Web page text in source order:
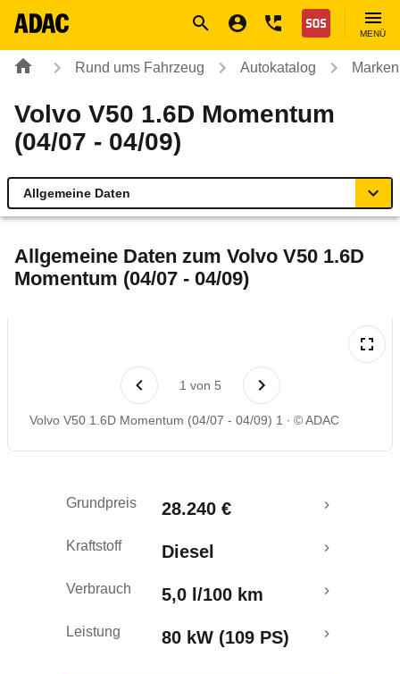
Nothilfe
MENÜ
Rund ums Fahrzeug Autokatalog
Volvo V50 1.6D Momentum
(04/07 - 04/09)
Allgemeine Daten
Technische Daten
Laufende Kosten
Allgemeine Daten zum Volvo V50 1.6D
Momentum (04/07 - 04/09)
1 von 5
Volvo V50 1.6D Momentum (04/07 - 04/09) 1 © ADAC
Grundpreis 28.240 €
Kraftstoff Diesel
Verbrauch 5,0 l/100 km
Leistung 80 kW (109 PS)